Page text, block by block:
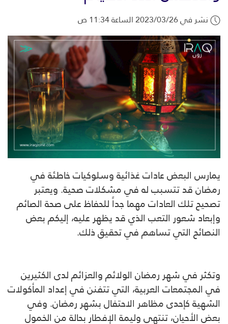
نشر في 2023/03/26 الساعة 11:34 ص
يمارس البعض عادات غذائية وسلوكيات خاطئة في
رمضان قد تتسبب له في مشكلات صحية. ويعتبر
تصحيح تلك العادات مهما جداً للحفاظ على صحة الصائم
وإبعاد شعور التعب الذي قد يظهر عليه، إليكم بعض
النصائح التي تساهم في تحقيق ذلك.
وتكثر في شهر رمضان الولائم والعزائم لدى الكثيرين
في المجتمعات العربية، التي تتفنن في إعداد المأكولات
الشهية كإحدى مظاهر الاحتفال بشهر رمضان. وفي
بعض الأحيان، تنتهي وليمة الإفطار بحالة من الخمول